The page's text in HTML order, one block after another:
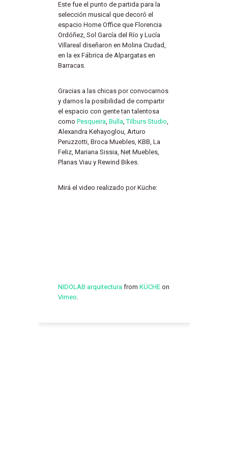
Este fue el punto de partida para la
selección musical que decoró el
espacio Home Office que Florencia
Ordóñez, Sol García del Río y Lucía
Villareal diseñaron en Molina Ciudad,
en la ex Fábrica de Alpargatas en
Barracas.
Gracias a las chicas por convocarnos
y darnos la posibilidad de compartir
el espacio con gente tan talentosa
como Pesqueira, Bulla,Tilburs Studio,
Alexandra Kehayoglou, Arturo
Peruzzotti, Broca Muebles, KBB, La
Feliz, Mariana Sissia, Net Muebles,
Planas Viau y Rewind Bikes.
Mirá el video realizado por Küche:
NIDOLAB arquitectura from KÜCHE on
Vimeo.